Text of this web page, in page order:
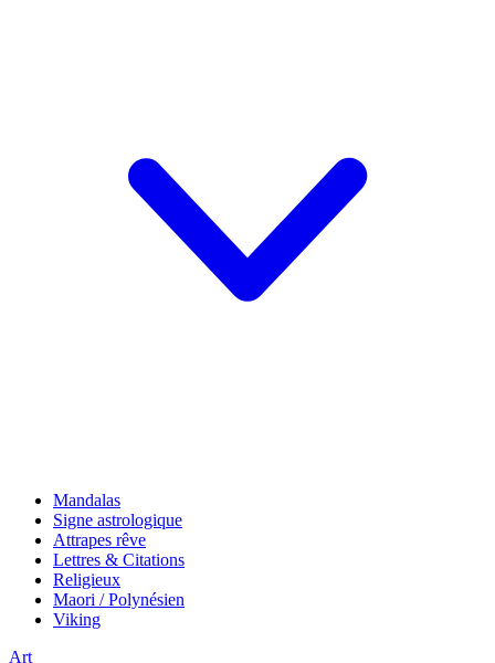
Mandalas
Signe astrologique
Attrapes rêve
Lettres & Citations
Religieux
Maori / Polynésien
Viking
Art